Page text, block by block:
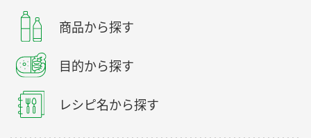
商品から探す
目的から探す
レシピ名から探す